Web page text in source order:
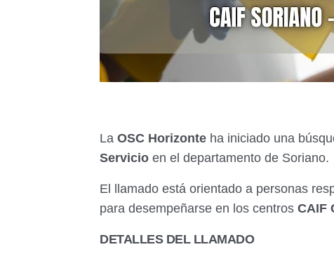
La OSC Horizonte ha iniciado una
Servicio en el departamento de Soriano.
El llamado está orientado a personas
para desempeñarse en los centros CAIF
DETALLES DEL LLAMADO